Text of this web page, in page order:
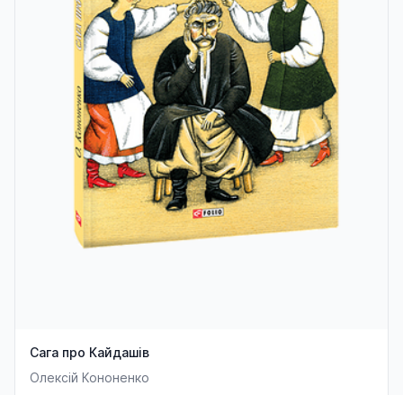
Сага про Кайдашів
Олексій Кононенко